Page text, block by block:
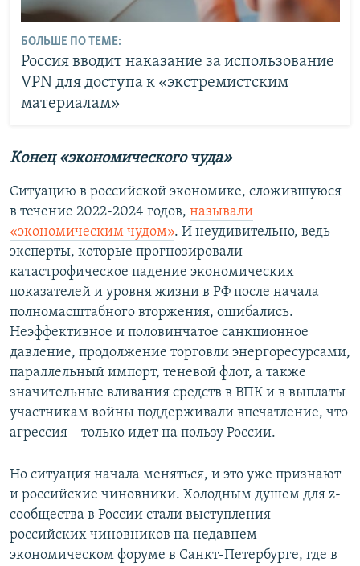
БОЛЬШЕ ПО ТЕМЕ:
Россия вводит наказание за использование
VPN для доступа к «экстремистским
материалам»
Конец «экономического чуда»
Ситуацию в российской экономике, сложившуюся
в течение 2022-2024 годов, называли
«экономическим чудом». И неудивительно, ведь
эксперты, которые прогнозировали
катастрофическое падение экономических
показателей и уровня жизни в РФ после начала
полномасштабного вторжения, ошибались.
Неэффективное и половинчатое санкционное
давление, продолжение торговли энергоресурсами,
параллельный импорт, теневой флот, а также
значительные вливания средств в ВПК и в выплаты
участникам войны поддерживали впечатление, что
агрессия – только идет на пользу России.
Но ситуация начала меняться, и это уже признают
и российские чиновники. Холодным душем для z-
сообщества в России стали выступления
российских чиновников на недавнем
экономическом форуме в Санкт-Петербурге, где в